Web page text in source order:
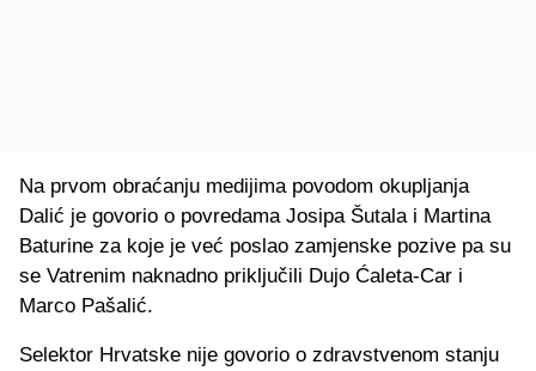
Na prvom obraćanju medijima povodom okupljanja
Dalić je govorio o povredama Josipa Šutala i Martina
Baturine za koje je već poslao zamjenske pozive pa su
se Vatrenim naknadno priključili Dujo Ćaleta-Car i
Marco Pašalić.
Selektor Hrvatske nije govorio o zdravstvenom stanju